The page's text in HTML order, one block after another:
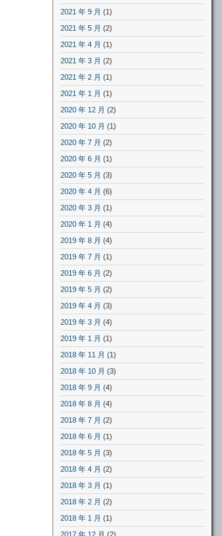
2021 年 9 月 (1)
2021 年 5 月 (2)
2021 年 4 月 (1)
2021 年 3 月 (2)
2021 年 2 月 (1)
2021 年 1 月 (1)
2020 年 12 月 (2)
2020 年 10 月 (1)
2020 年 7 月 (2)
2020 年 6 月 (1)
2020 年 5 月 (3)
2020 年 4 月 (6)
2020 年 3 月 (1)
2020 年 1 月 (4)
2019 年 8 月 (4)
2019 年 7 月 (1)
2019 年 6 月 (2)
2019 年 5 月 (2)
2019 年 4 月 (3)
2019 年 3 月 (4)
2019 年 1 月 (1)
2018 年 11 月 (1)
2018 年 10 月 (3)
2018 年 9 月 (4)
2018 年 8 月 (4)
2018 年 7 月 (2)
2018 年 6 月 (1)
2018 年 5 月 (3)
2018 年 4 月 (2)
2018 年 3 月 (1)
2018 年 2 月 (2)
2018 年 1 月 (1)
2017 年 12 月 (2)